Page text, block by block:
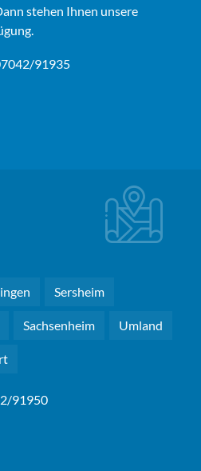
stehen Ihnen unsere
91935
Sersheim
Sachsenheim Umland
91950